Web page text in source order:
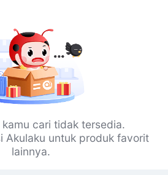
cari tidak tersedia.
Akulaku untuk produk favorit
lainnya.